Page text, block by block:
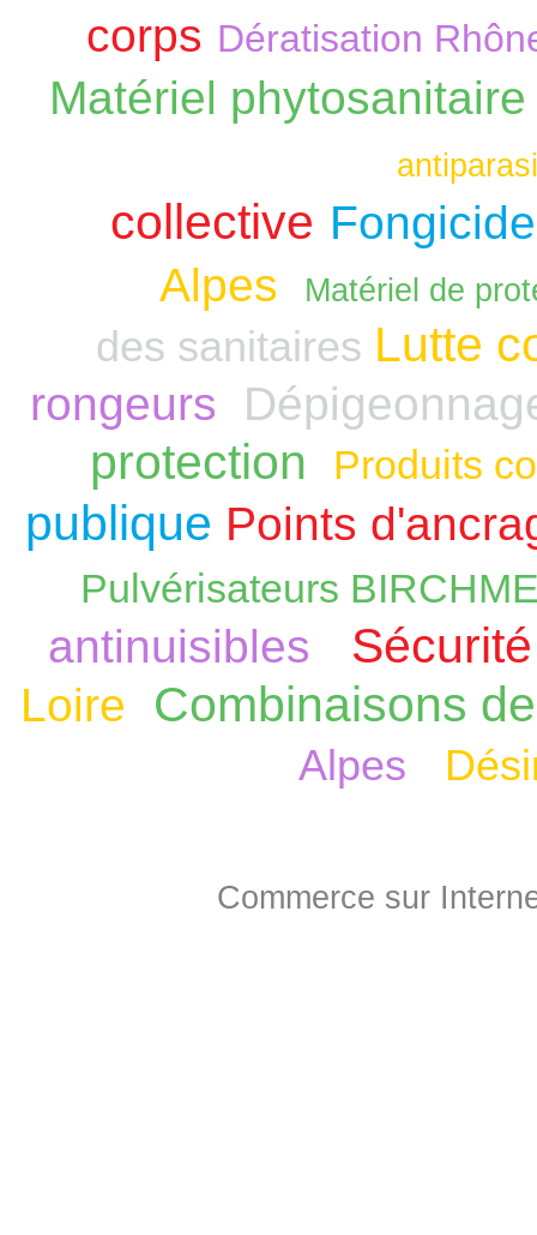
corps Dératisation
Matériel
collective
Alpes
Matériel de
des sanitaires Lutte
rongeurs
protection Produits
publique Points
Pulvérisateurs
antinuisibles
Loire Combinaisons
Alpes
Commerce sur